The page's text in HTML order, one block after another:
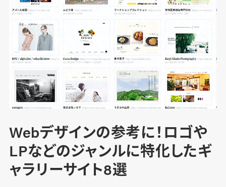
Webデザインの参考に！ロゴや
LPなどのジャンルに特化したギ
ャラリーサイト8選